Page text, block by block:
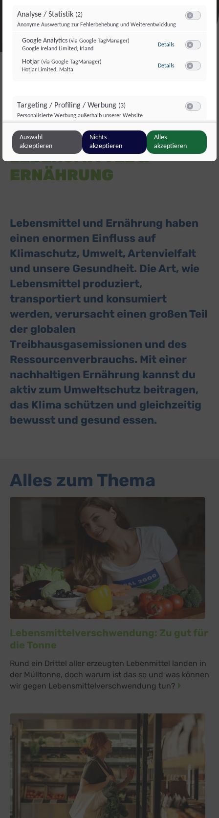
Regional Saisonal Wertschätzend
KONSUM
LEBENSMITTEL &
ERNÄHRUNG
Lebensmittel und Ernährung haben
einen enormen Einfluss auf
Klimaschutz, Umwelt, Artenvielfalt
und unsere Gesundheit. Die Art, wie
Lebensmittel produziert,
transportiert und konsumiert
werden, verursacht einen großen Teil
der globalen
Treibhausgasemissionen und des
Ressourcenverbrauchs. Mit einer
nachhaltigen Ernährung kannst du
aktiv zum Umweltschutz beitragen,
das Klima schützen und gleichzeitig
bewusst und gesund essen.
Alles zum Thema
Lebensmittelverschwendung: Zu gut für
die Tonne
Rund ein Drittel aller erzeugten Lebenmittel landen in
der Mülltonne, doch warum ist das so und was können
wir gegen Lebensmittelverschwendung tun?
Analyse / Statistik (2)
Switch
Anonyme Auswertung zur Fehlerbehebung und Weiterentwicklung
Google Analytics (via Google TagManager)
Google Ireland Limited, Irland
Details zu Google
Hotjar (via Google TagManager)
Hotjar Limited, Malta
Details zu Hotjar (via
Targeting / Profiling / Werbung (3)
Personalisierte Werbung außerhalb unserer Website
Meta Pixel(via Google TagManager)
Meta Platforms Ireland Ltd., Irland
Details zu Meta Pixel
Switch zum
Google GTag(via Google TagManager)
Google Ireland Limited, Irland
zu Google GTag
Unbounce (via Google TagManager)
Unbounce, Kanada
Sonstige Inhalte
Switch zum
Einbindung zusätzlicher Informationen
Buzzsprout
Higher Pixels, USA
Switch zum
Facebook
Meta Platforms Ireland Ltd., Irland
Detailszu Facebook
Google Forms (Free)
Google Ireland Limited, Irland
Open Street Map
OpenStreetMap Foundation
Details zu Open Street
Switch zum
Spotteron Maps
Spotteron GmbH, Österreich
Typeform
TYPEFORM S.L., Spanien
Switch zum
Vimeo
Vimeo Inc., USA
Detailszu Vimeo
YouTube
Detailszu YouTube
Switch zum
Auswahl
akzeptieren
Nichts
akzeptieren
Alles
akzeptieren